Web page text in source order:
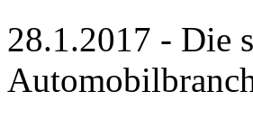
28.1.2017 - Die